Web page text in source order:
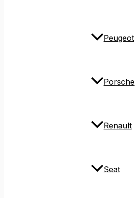
Peugeot
Porsche
Renault
Seat